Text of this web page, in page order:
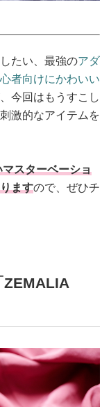
たい、最強のアダ
者向けにかわいい
今回はもうすこし
激的なアイテムを
スターベーショ
ますので、ぜひチ
ZEMALIA